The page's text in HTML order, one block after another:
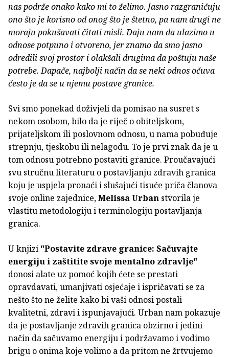
nas podrže onako kako mi to želimo. Jasno razgraničuju
ono što je korisno od onog što je štetno, pa nam drugi ne
moraju pokušavati čitati misli. Daju nam da ulazimo u
odnose potpuno i otvoreno, jer znamo da smo jasno
odredili svoj prostor i olakšali drugima da poštuju naše
potrebe. Dapače, najbolji način da se neki odnos očuva
često je da se u njemu postave granice.
Svi smo ponekad doživjeli da pomisao na susret s
nekom osobom, bilo da je riječ o obiteljskom,
prijateljskom ili poslovnom odnosu, u nama pobuđuje
strepnju, tjeskobu ili nelagodu. To je prvi znak da je u
tom odnosu potrebno postaviti granice. Proučavajući
svu stručnu literaturu o postavljanju zdravih granica
koju je uspjela pronaći i slušajući tisuće priča članova
svoje online zajednice,Melissa Urban stvorila je
vlastitu metodologiju i terminologiju postavljanja
granica.
U knjizi "Postavite zdrave granice: Sačuvajte
energiju i zaštitite svoje mentalno zdravlje"
donosi alate uz pomoć kojih ćete se prestati
opravdavati, umanjivati osjećaje i ispričavati se za
nešto što ne želite kako bi vaši odnosi postali
kvalitetni, zdravi i ispunjavajući. Urban nam pokazuje
da je postavljanje zdravih granica obzirno i jedini
način da sačuvamo energiju i podržavamo i vodimo
brigu o onima koje volimo a da pritom ne žrtvujemo